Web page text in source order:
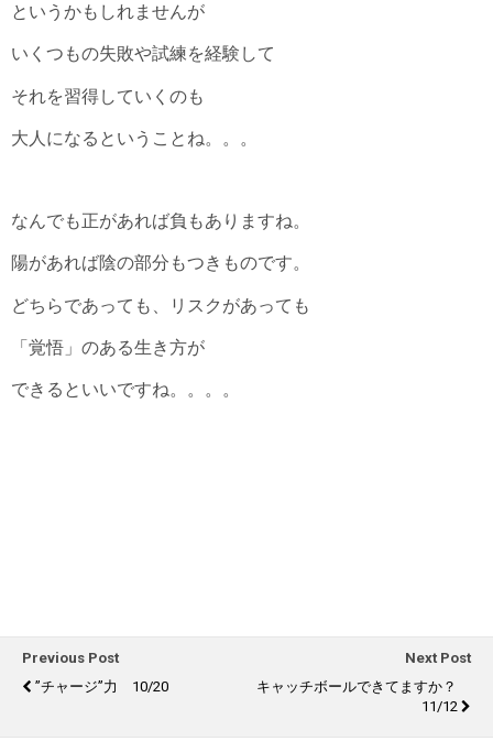
というかもしれませんが
いくつもの失敗や試練を経験して
それを習得していくのも
大人になるということね。。。
なんでも正があれば負もありますね。
陽があれば陰の部分もつきものです。
どちらであっても、リスクがあっても
「覚悟」のある生き方が
できるといいですね。。。。
Previous Post
”チャージ”力 10/20
Next Post
キャッチボールできてますか？
11/12